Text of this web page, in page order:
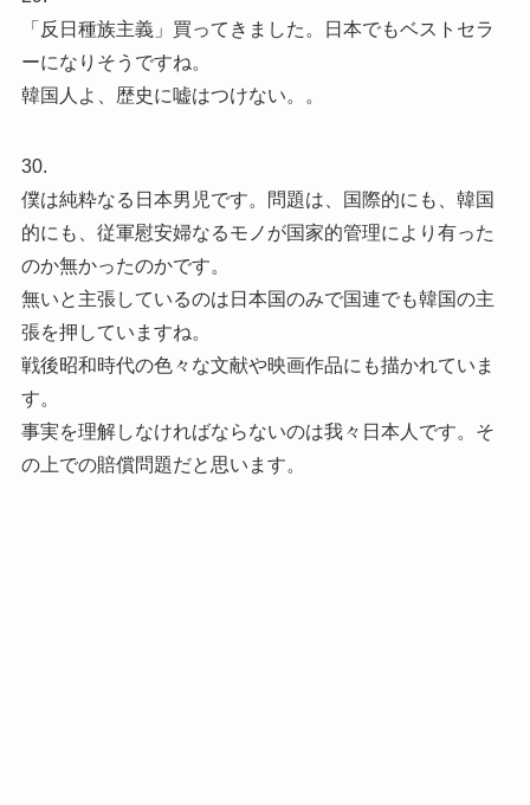
「反日種族主義」買ってきました。日本でもベストセラ
ーになりそうですね。
韓国人よ、歴史に嘘はつけない。。
30.
僕は純粋なる日本男児です。問題は、国際的にも、韓国
的にも、従軍慰安婦なるモノが国家的管理により有った
のか無かったのかです。
無いと主張しているのは日本国のみで国連でも韓国の主
張を押していますね。
戦後昭和時代の色々な文献や映画作品にも描かれていま
す。
事実を理解しなければならないのは我々日本人です。そ
の上での賠償問題だと思います。